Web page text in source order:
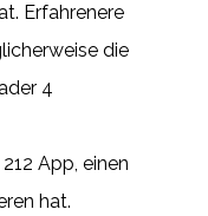
Erfahrenere
die
4
App, einen
hat.